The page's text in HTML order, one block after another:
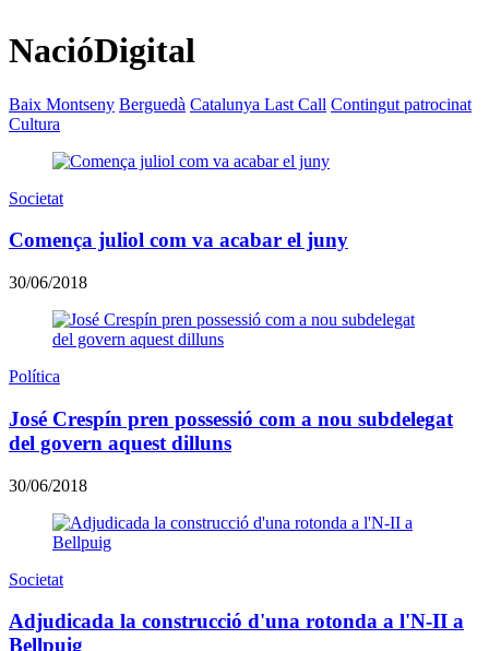
NacióDigital
Baix Montseny Berguedà Catalunya Last Call Contingut patrocinat
Cultura
Societat
Comença juliol com va acabar el juny
30/06/2018
Política
José Crespín pren possessió com a nou subdelegat
del govern aquest dilluns
30/06/2018
Societat
Adjudicada la construcció d'una rotonda a l'N-II a
Bellpuig